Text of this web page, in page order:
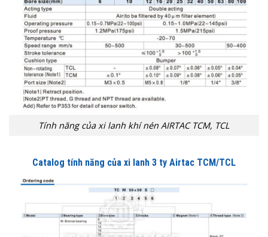
Tính năng của xi lanh khí nén AIRTAC TCM, TCL
Catalog tính năng của xi lanh 3 ty Airtac TCM/TCL